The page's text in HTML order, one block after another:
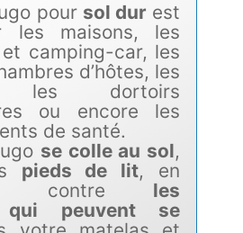
pour sol dur est
les maisons, les
camping-car, les
d’hôtes, les
les dortoirs
ou encore les
de santé.
se colle au sol,
pieds de lit, en
contre les
qui peuvent se